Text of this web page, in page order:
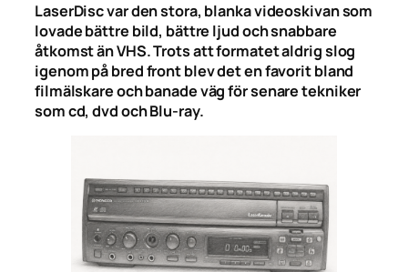
LaserDisc var den stora, blanka videoskivan som
lovade bättre bild, bättre ljud och snabbare
åtkomst än VHS. Trots att formatet aldrig slog
igenom på bred front blev det en favorit bland
filmälskare och banade väg för senare tekniker
som cd, dvd och Blu-ray.